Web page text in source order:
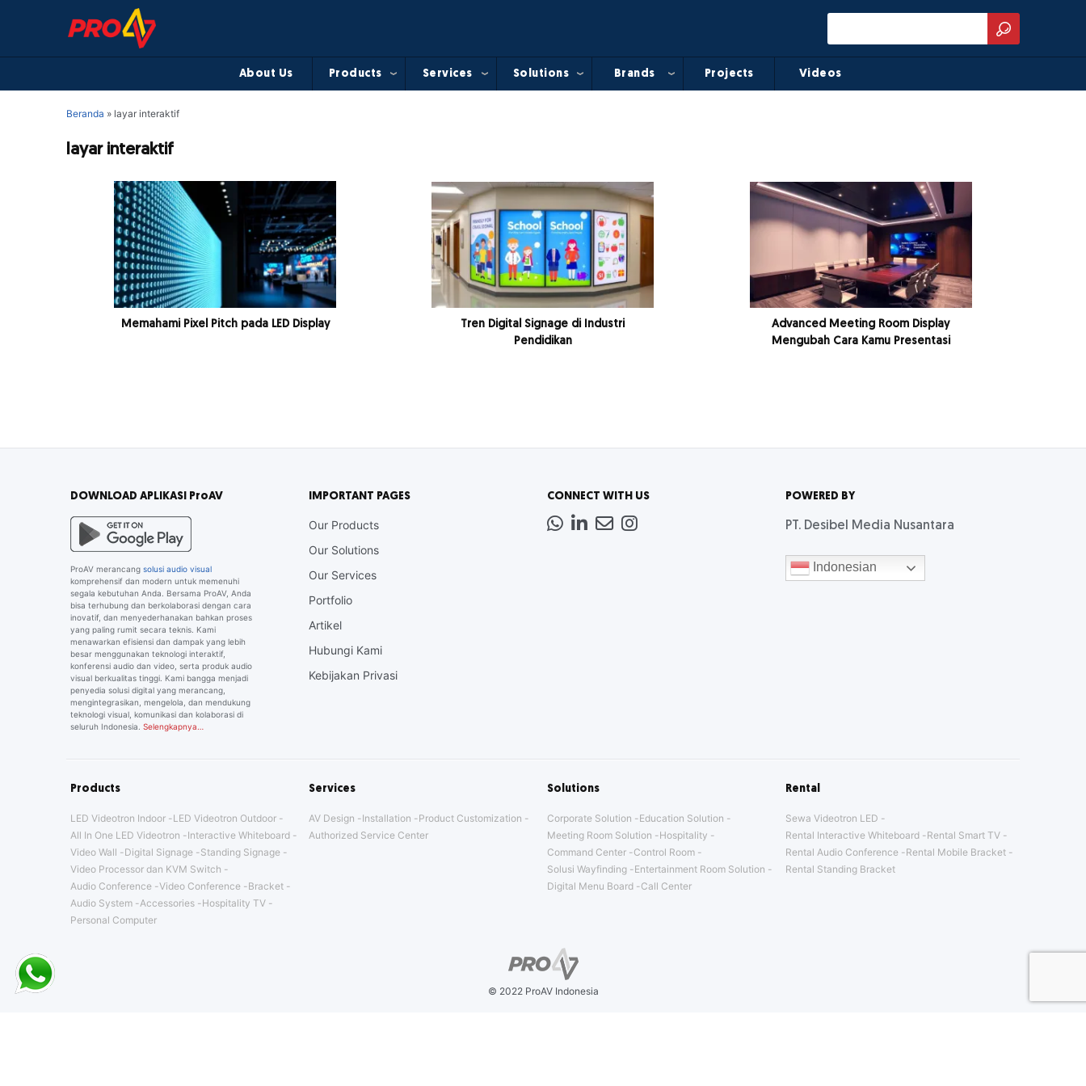
About Us Products Services Solutions Brands Projects Videos
Beranda » layar interaktif
layar interaktif
Memahami Pixel Pitch pada LED Display
Tren Digital Signage di Industri
Pendidikan
Advanced Meeting Room Display
Mengubah Cara Kamu Presentasi
DOWNLOAD APLIKASI ProAV
ProAV merancang solusi audio visual
komprehensif dan modern untuk memenuhi
segala kebutuhan Anda. Bersama ProAV, Anda
bisa terhubung dan berkolaborasi dengan cara
inovatif, dan menyederhanakan bahkan proses
yang paling rumit secara teknis. Kami
menawarkan efisiensi dan dampak yang lebih
besar menggunakan teknologi interaktif,
konferensi audio dan video, serta produk audio
visual berkualitas tinggi. Kami bangga menjadi
penyedia solusi digital yang merancang,
mengintegrasikan, mengelola, dan mendukung
teknologi visual, komunikasi dan kolaborasi di
seluruh Indonesia. Selengkapnya…
IMPORTANT PAGES
Our Products
Our Solutions
Our Services
Portfolio
Artikel
Hubungi Kami
Kebijakan Privasi
CONNECT WITH US
Whatsapp
LinkedIn
NewsInstagram
POWERED BY
PT. Desibel Media Nusantara
Indonesian
Products
LED Videotron Indoor
LED Videotron Outdoor
All In One LED Videotron
Interactive Whiteboard
Video Wall
Digital Signage
Standing Signage
Video Processor dan KVM Switch
Audio Conference Video Conference
Bracket
Audio System Accessories
Hospitality TV
Personal Computer
Services
AV Design Installation
Product Customization
Authorized Service Center
Solutions
Corporate Solution
Education Solution
Meeting Room Solution
Hospitality
Command Center
Control Room
Solusi Wayfinding
Entertainment Room Solution
Digital Menu Board
Call Center
Rental
Sewa Videotron LED
Rental Interactive Whiteboard
Rental Smart TV
Rental Audio Conference
Rental Mobile Bracket
Rental Standing Bracket
© 2022 ProAV Indonesia